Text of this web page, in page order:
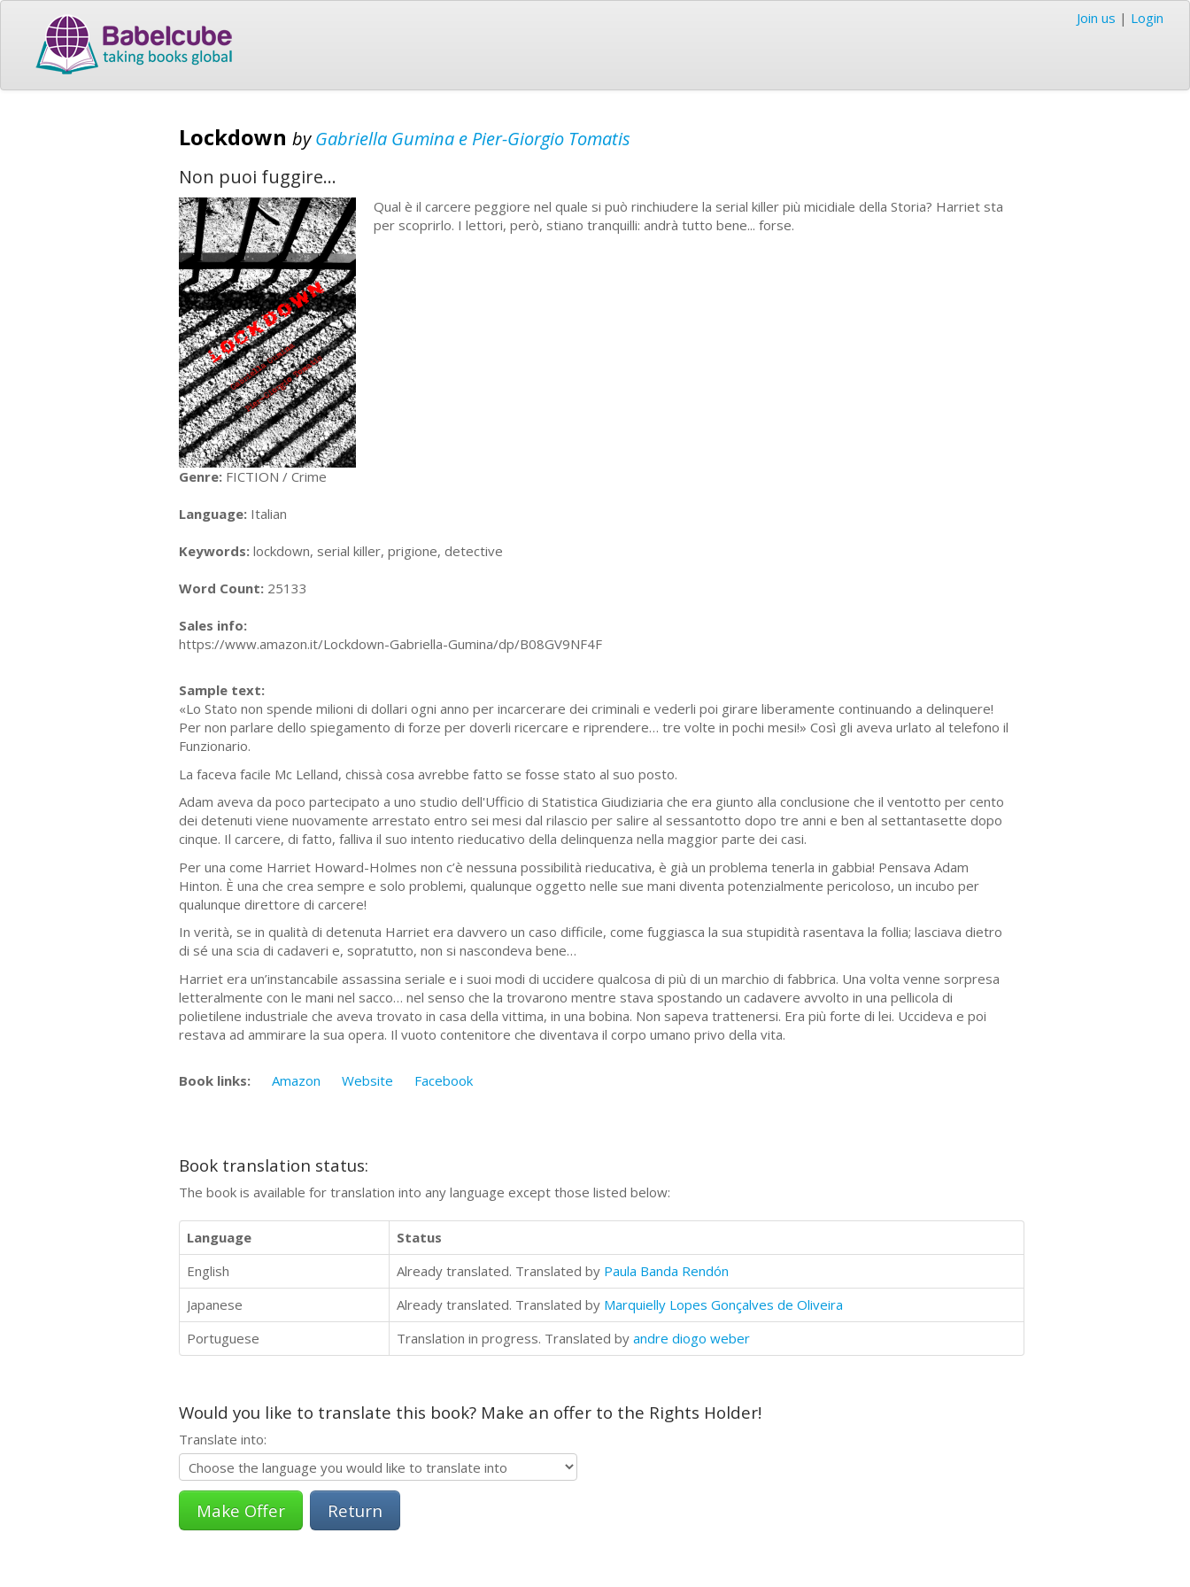
Join us | Login
Lockdown byGabriella Gumina e Pier-Giorgio Tomatis
Non puoi fuggire...
Qual è il carcere peggiore nel quale si può rinchiudere la serial killer più micidiale della Storia? Harriet sta
per scoprirlo. I lettori, però, stiano tranquilli: andrà tutto bene... forse.
Genre: FICTION / Crime
Language: Italian
Keywords: lockdown, serial killer, prigione, detective
Word Count: 25133
Sales info:
https://www.amazon.it/Lockdown-Gabriella-Gumina/dp/B08GV9NF4F
Sample text:
«Lo Stato non spende milioni di dollari ogni anno per incarcerare dei criminali e vederli poi girare liberamente continuando a delinquere!
Per non parlare dello spiegamento di forze per doverli ricercare e riprendere… tre volte in pochi mesi!» Così gli aveva urlato al telefono il
Funzionario.
La faceva facile Mc Lelland, chissà cosa avrebbe fatto se fosse stato al suo posto.
Adam aveva da poco partecipato a uno studio dell'Ufficio di Statistica Giudiziaria che era giunto alla conclusione che il ventotto per cento
dei detenuti viene nuovamente arrestato entro sei mesi dal rilascio per salire al sessantotto dopo tre anni e ben al settantasette dopo
cinque. Il carcere, di fatto, falliva il suo intento rieducativo della delinquenza nella maggior parte dei casi.
Per una come Harriet Howard-Holmes non c’è nessuna possibilità rieducativa, è già un problema tenerla in gabbia! Pensava Adam
Hinton. È una che crea sempre e solo problemi, qualunque oggetto nelle sue mani diventa potenzialmente pericoloso, un incubo per
qualunque direttore di carcere!
In verità, se in qualità di detenuta Harriet era davvero un caso difficile, come fuggiasca la sua stupidità rasentava la follia; lasciava dietro
di sé una scia di cadaveri e, sopratutto, non si nascondeva bene…
Harriet era un’instancabile assassina seriale e i suoi modi di uccidere qualcosa di più di un marchio di fabbrica. Una volta venne sorpresa
letteralmente con le mani nel sacco… nel senso che la trovarono mentre stava spostando un cadavere avvolto in una pellicola di
polietilene industriale che aveva trovato in casa della vittima, in una bobina. Non sapeva trattenersi. Era più forte di lei. Uccideva e poi
restava ad ammirare la sua opera. Il vuoto contenitore che diventava il corpo umano privo della vita.
Book links: Amazon Website Facebook
Book translation status:
The book is available for translation into any language except those listed below:
Language
Status
English
Already translated. Translated by Paula Banda Rendón
Japanese
Already translated. Translated by Marquielly Lopes Gonçalves de Oliveira
Portuguese
Translation in progress. Translated by andre diogo weber
Would you like to translate this book? Make an offer to the Rights Holder!
Translate into:
Return